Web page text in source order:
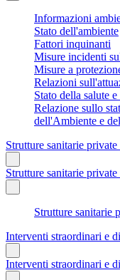
Informazioni
Stato dell'ambiente
Fattori inquinanti
Misure incidenti
Misure a
Relazioni
Stato della salute
Relazione sullo
dell'Ambiente e
Strutture sanitarie private
Strutture sanitarie private
Strutture sanitarie
Interventi straordinari e
Interventi straordinari e